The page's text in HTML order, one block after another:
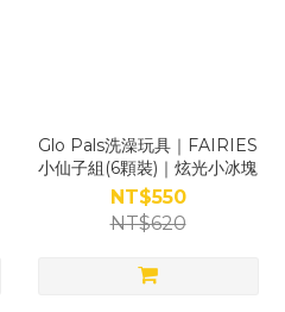
Glo Pals洗澡玩具｜FAIRIES
小仙子組(6顆裝)｜炫光小冰塊
NT$550
NT$620